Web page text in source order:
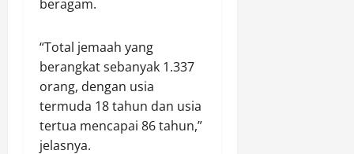
beragam.
“Total jemaah yang
berangkat sebanyak 1.337
orang, dengan usia
termuda 18 tahun dan usia
tertua mencapai 86 tahun,”
jelasnya.